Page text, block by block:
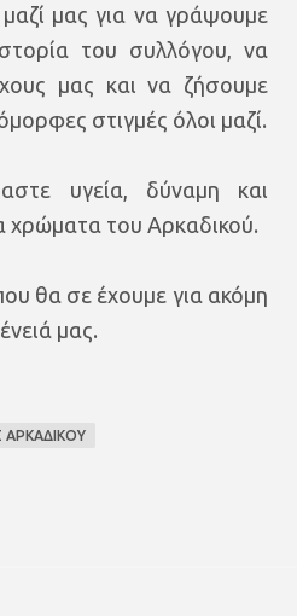
μας για να γράψουμε
του συλλόγου, να
μας και να ζήσουμε
στιγμές όλοι μαζί.
υγεία, δύναμη και
χρώματα του Αρκαδικού.
θα σε έχουμε για ακόμη
μας.
ΑΡΚΑΔΙΚΟΥ